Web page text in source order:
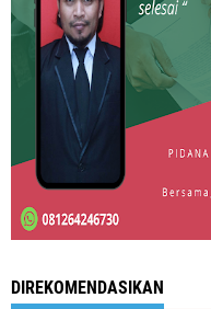
DIREKOMENDASIKAN